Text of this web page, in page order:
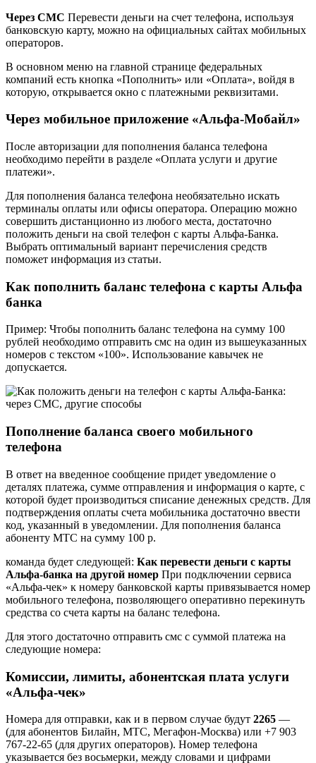
Через СМС Перевести деньги на счет телефона, используя
банковскую карту, можно на официальных сайтах мобильных
операторов.
В основном меню на главной странице федеральных
компаний есть кнопка «Пополнить» или «Оплата», войдя в
которую, открывается окно с платежными реквизитами.
Через мобильное приложение «Альфа-Мобайл»
После авторизации для пополнения баланса телефона
необходимо перейти в разделе «Оплата услуги и другие
платежи».
Для пополнения баланса телефона необязательно искать
терминалы оплаты или офисы оператора. Операцию можно
совершить дистанционно из любого места, достаточно
положить деньги на свой телефон с карты Альфа-Банка.
Выбрать оптимальный вариант перечисления средств
поможет информация из статьи.
Как пополнить баланс телефона с карты Альфа
банка
Пример: Чтобы пополнить баланс телефона на сумму 100
рублей необходимо отправить смс на один из вышеуказанных
номеров с текстом «100». Использование кавычек не
допускается.
Пополнение баланса своего мобильного
телефона
В ответ на введенное сообщение придет уведомление о
деталях платежа, сумме отправления и информация о карте, с
которой будет производиться списание денежных средств. Для
подтверждения оплаты счета мобильника достаточно ввести
код, указанный в уведомлении. Для пополнения баланса
абоненту МТС на сумму 100 р.
команда будет следующей: Как перевести деньги с карты
Альфа-банка на другой номер При подключении сервиса
«Альфа-чек» к номеру банковской карты привязывается номер
мобильного телефона, позволяющего оперативно перекинуть
средства со счета карты на баланс телефона.
Для этого достаточно отправить смс с суммой платежа на
следующие номера:
Комиссии, лимиты, абонентская плата услуги
«Альфа-чек»
Номера для отправки, как и в первом случае будут 2265 —
(для абонентов Билайн, МТС, Мегафон-Москва) или +7 903
767-22-65 (для других операторов). Номер телефона
указывается без восьмерки, между словами и цифрами